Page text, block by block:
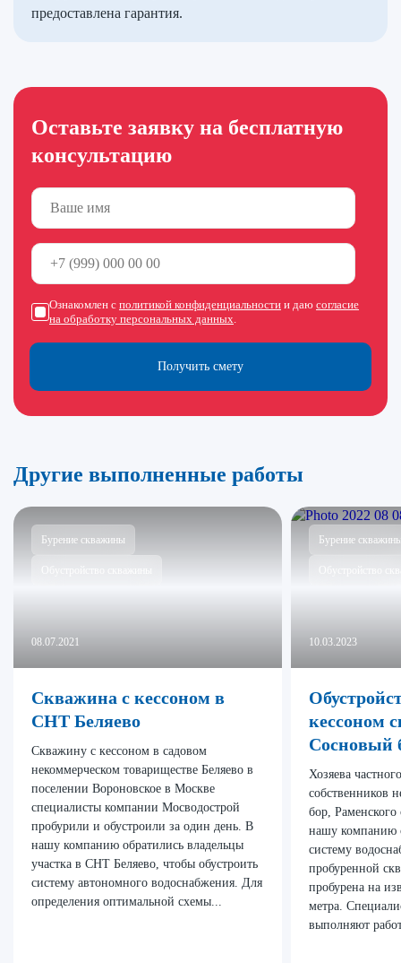
предоставлена гарантия.
Оставьте заявку на бесплатную
консультацию
Получить смету
Ознакомлен с политикой конфиденциальности и даю согласие
на обработку персональных данных.
Другие выполненные работы
Бурение скважины
08.07.2021
Скважина с кессоном в
СНТ Беляево
Скважину с кессоном в садовом
некоммерческом товариществе Беляево в
поселении Вороновское в Москве
специалисты компании Мосводострой
пробурили и обустроили за один день. В
нашу компанию обратились владельцы
участка в СНТ Беляево, чтобы обустроить
систему автономного водоснабжения. Для
определения оптимальной схемы...
Бурение
Обустройство
10.03.2023
кессоном
Сосновый
Хозяева
собственников
бор, Раменского
нашу компанию
систему
пробуренной
пробурена на
метра.
выполняют